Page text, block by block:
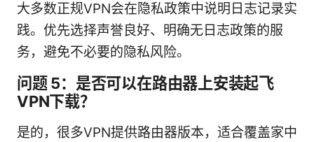
大多数正规VPN会在隐私政策中说明日志记录实
践。优先选择声誉良好、明确无日志政策的服
务，避免不必要的隐私风险。
问题 5：是否可以在路由器上安装起飞
VPN下载？
是的，很多VPN提供路由器版本，适合覆盖家中